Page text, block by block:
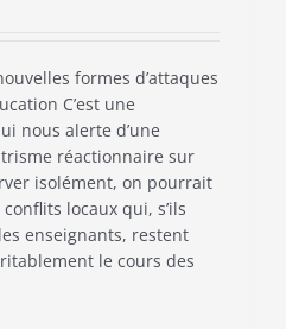
formes d’attaques
C’est une
nous alerte d’une
réactionnaire sur
isolément, on pourrait
locaux qui, s’ils
enseignants, restent
le cours des